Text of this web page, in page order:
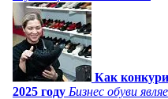
Как
2025 году Бизнес обуви